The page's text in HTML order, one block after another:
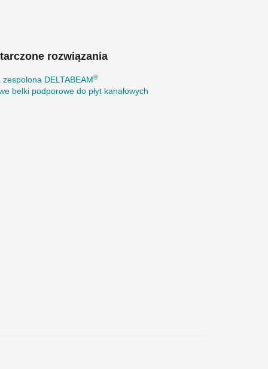
rozwiązania
zespolona DELTABEAM®
belki podporowe do płyt kanałowych